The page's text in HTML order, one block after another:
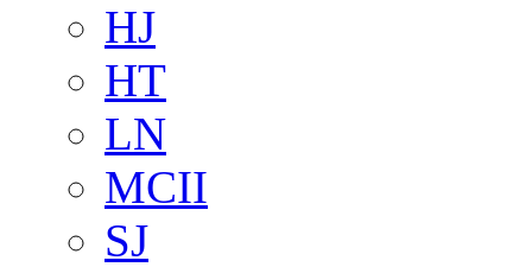
HJ
HT
LN
MCII
SJ